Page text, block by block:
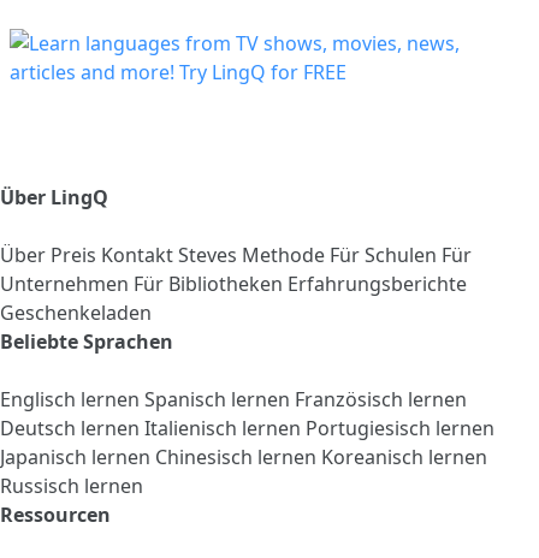
Über LingQ
Über Preis KontaktSteves Methode Für Schulen Für
Unternehmen Für Bibliotheken Erfahrungsberichte
Geschenkeladen
Beliebte Sprachen
Englisch lernen Spanisch lernen Französisch lernen
Deutsch lernen Italienisch lernen Portugiesisch lernen
Japanisch lernen Chinesisch lernen Koreanisch lernen
Russisch lernen
Ressourcen